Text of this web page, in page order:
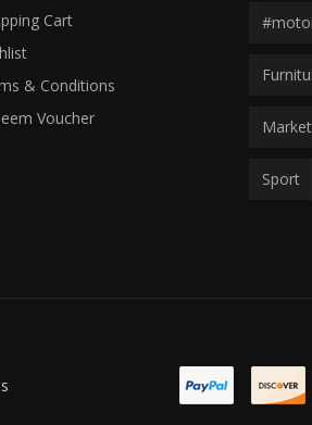
Cart
& Conditions
Voucher
Sport